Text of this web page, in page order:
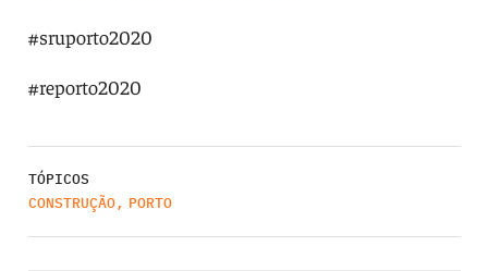
#sruporto2020
#reporto2020
TÓPICOS
CONSTRUÇÃO, PORTO